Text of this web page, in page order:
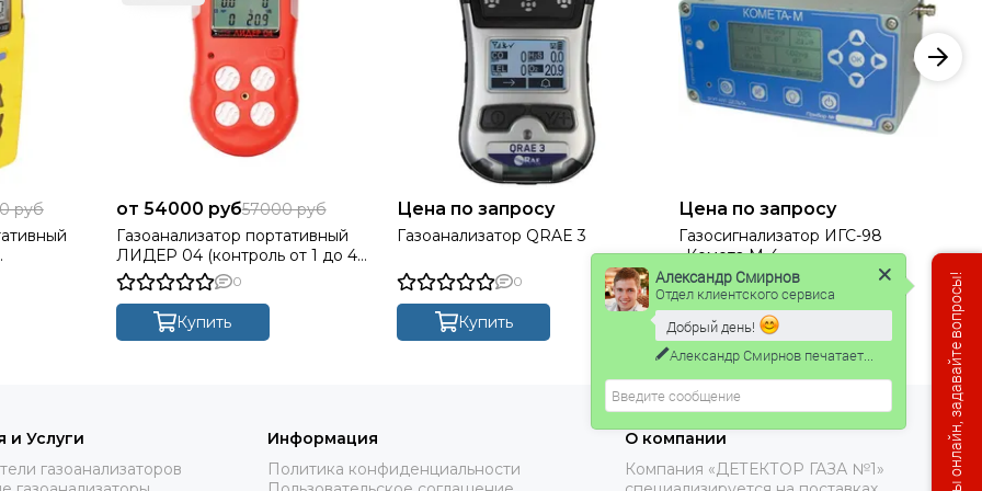
руб
ГАЗОВ:
54000 руб57000 руб
Газоанализатор портативный
ЛИДЕР 04 (контроль от 1 до 4
газов: Ex, O2, CO, H2S)
0
Купить
Цена по запросу
Газоанализатор QRAE 3
0
Купить
Цена по запросу
Газосигнализатор ИГС-98
«Комета М-4»
0
Купить
и Услуги
газоанализаторов
Информация
Политика конфиденциальности
О компании
Компания «ДЕТЕКТОР ГАЗА №1»
Мы онлайн, задавайте вопросы!
Александр Смирнов
Отдел клиентского сервиса
Добрый день!
Александр Смирнов печатает...